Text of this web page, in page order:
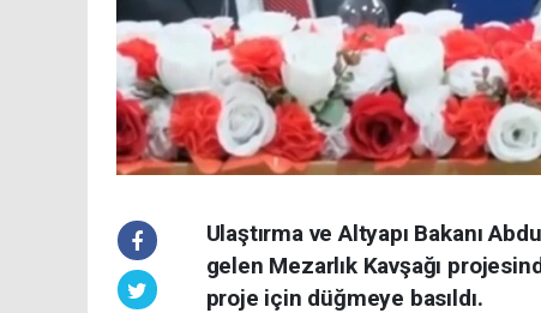
Ulaştırma ve Altyapı Bakanı
gelen Mezarlık Kavşağı
proje için düğmeye basıldı.